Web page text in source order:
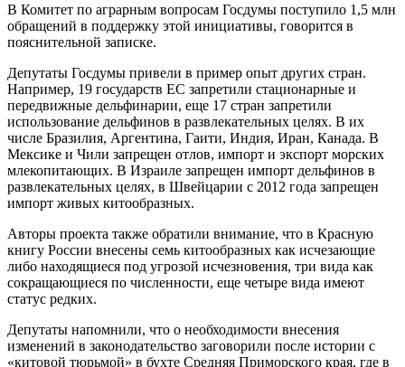
В Комитет по аграрным вопросам Госдумы поступило 1,5 млн
обращений в поддержку этой инициативы, говорится в
пояснительной записке.
Депутаты Госдумы привели в пример опыт других стран.
Например, 19 государств ЕС запретили стационарные и
передвижные дельфинарии, еще 17 стран запретили
использование дельфинов в развлекательных целях. В их
числе Бразилия, Аргентина, Гаити, Индия, Иран, Канада. В
Мексике и Чили запрещен отлов, импорт и экспорт морских
млекопитающих. В Израиле запрещен импорт дельфинов в
развлекательных целях, в Швейцарии с 2012 года запрещен
импорт живых китообразных.
Авторы проекта также обратили внимание, что в Красную
книгу России внесены семь китообразных как исчезающие
либо находящиеся под угрозой исчезновения, три вида как
сокращающиеся по численности, еще четыре вида имеют
статус редких.
Депутаты напомнили, что о необходимости внесения
изменений в законодательство заговорили после истории с
«китовой тюрьмой» в бухте Средняя Приморского края, где в